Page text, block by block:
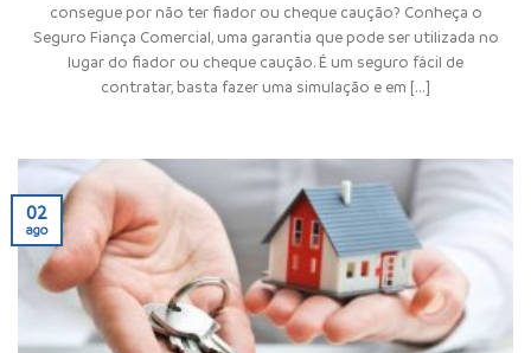
consegue por não ter fiador ou cheque caução? Conheça o
Seguro Fiança Comercial, uma garantia que pode ser utilizada no
lugar do fiador ou cheque caução. É um seguro fácil de
contratar, basta fazer uma simulação e em [...]
02
ago